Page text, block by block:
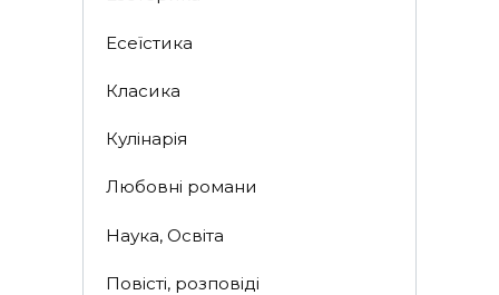
Есеїстика
Класика
Кулінарія
Любовні романи
Наука, Освіта
Повісті, розповіді